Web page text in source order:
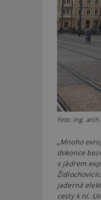
Foto: Ing.
„Mnoho
dokonce
s jádrem
jaderná
cesty k ní.